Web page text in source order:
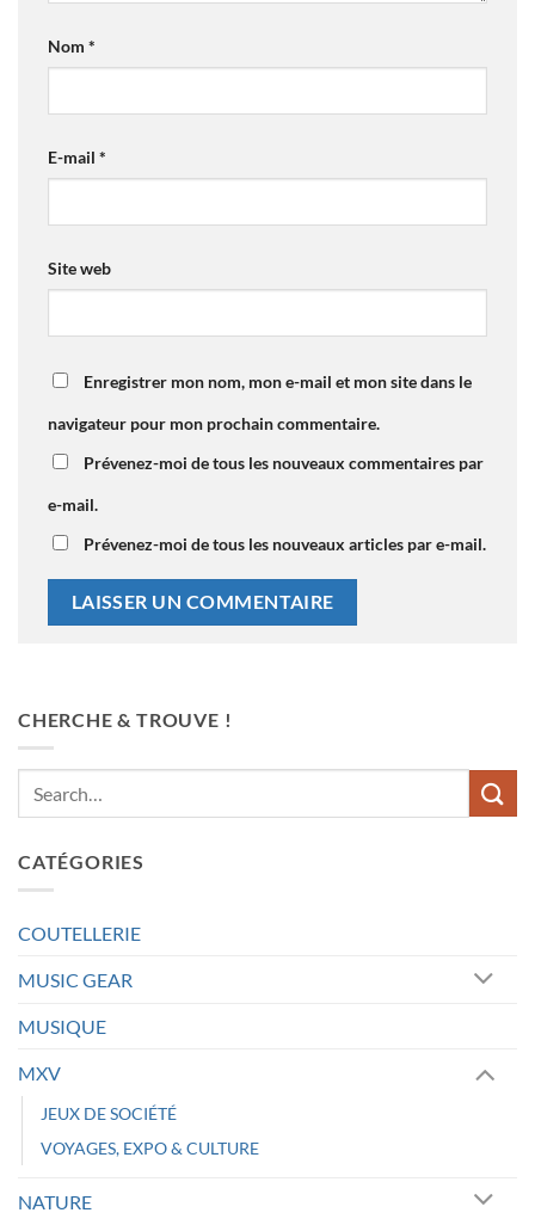
Nom *
E-mail *
Site web
Enregistrer mon nom, mon e-mail et mon site dans le
navigateur pour mon prochain commentaire.
Prévenez-moi de tous les nouveaux commentaires par
e-mail.
Prévenez-moi de tous les nouveaux articles par e-mail.
CHERCHE & TROUVE !
CATÉGORIES
COUTELLERIE
MUSIC GEAR
MUSIQUE
MXV
JEUX DE SOCIÉTÉ
VOYAGES, EXPO & CULTURE
NATURE